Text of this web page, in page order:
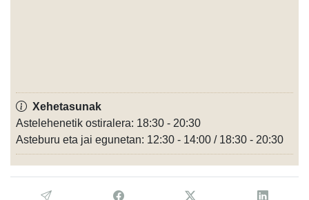
Xehetasunak
Astelehenetik ostiralera: 18:30 - 20:30
Asteburu eta jai egunetan: 12:30 - 14:00 / 18:30 - 20:30